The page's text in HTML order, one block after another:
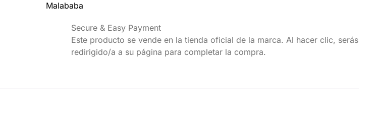
Malababa
Secure & Easy Payment
Este producto se vende en la tienda oficial de la marca. Al hacer clic, serás
redirigido/a a su página para completar la compra.